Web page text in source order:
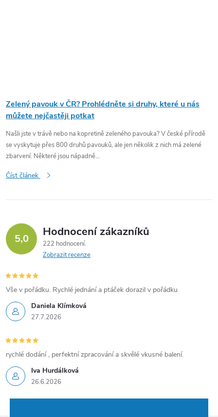
Zelený pavouk v ČR? Prohlédněte si druhy, které u nás
můžete nejčastěji potkat
Našli jste v trávě nebo na kopretině zeleného pavouka? V české přírodě
se vyskytuje přes 800 druhů pavouků, ale jen několik z nich má zelené
zbarvení. Některé jsou nápadně...
Číst článek
5,0 Hodnocení zákazníků
222 hodnocení
Zobrazit recenze
Daniela Klímková
27.7.2026
Vše v pořádku. Rychlé jednání a ptáček dorazil v pořádku
Iva Hurdálková
26.6.2026
rychlé dodání , perfektní zpracování a skvělé vkusné balení.